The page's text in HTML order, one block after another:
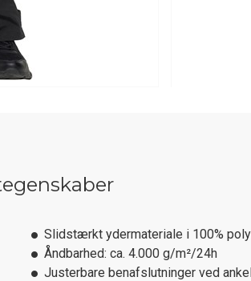
Slidstærkt ydermateriale i 100%
Åndbarhed: ca. 4.000 g/m²/24h
Justerbare benafslutninger ved